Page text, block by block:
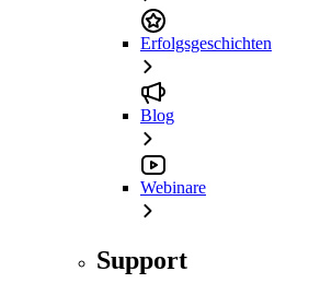
Erfolgsgeschichten
Blog
Webinare
Support